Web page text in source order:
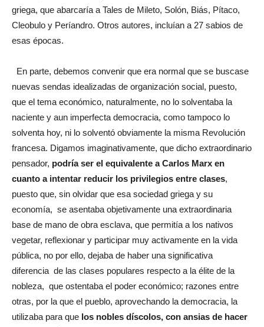
griega, que abarcaría a Tales de Mileto, Solón, Biás, Pítaco,
Cleobulo y Períandro. Otros autores, incluían a 27 sabios de
esas épocas.
En parte, debemos convenir que era normal que se buscase
nuevas sendas idealizadas de organización social, puesto,
que el tema económico, naturalmente, no lo solventaba la
naciente y aun imperfecta democracia, como tampoco lo
solventa hoy, ni lo solventó obviamente la misma Revolución
francesa. Digamos imaginativamente, que dicho extraordinario
pensador, podría ser el equivalente a Carlos Marx en
cuanto a intentar reducir los privilegios entre clases,
puesto que, sin olvidar que esa sociedad griega y su
economía, se asentaba objetivamente una extraordinaria
base de mano de obra esclava, que permitía a los nativos
vegetar, reflexionar y participar muy activamente en la vida
pública, no por ello, dejaba de haber una significativa
diferencia de las clases populares respecto a la élite de la
nobleza, que ostentaba el poder económico; razones entre
otras, por la que el pueblo, aprovechando la democracia, la
utilizaba para que los nobles díscolos, con ansias de hacer